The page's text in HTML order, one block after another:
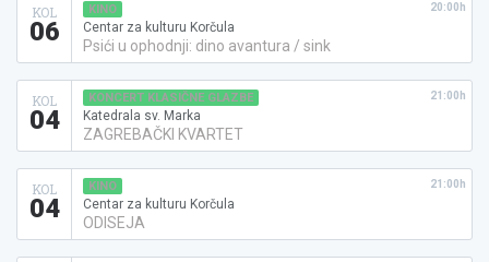
KOL
06
KINO
Centar za kulturu Korčula
Psići u ophodnji: dino avantura / sink
20:00h
KOL
04
KONCERT KLASIČNE GLAZBE
Katedrala sv. Marka
ZAGREBAČKI KVARTET
21:00h
KOL
04
KINO
Centar za kulturu Korčula
ODISEJA
21:00h